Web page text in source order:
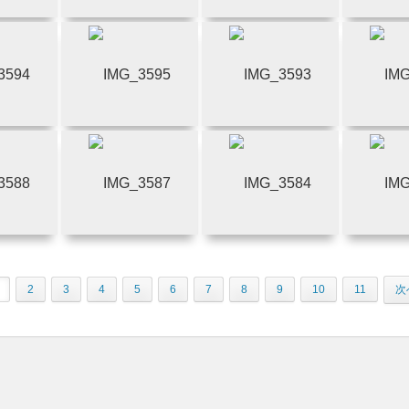
2 3 4 5 6 7 8 9 10 11 次